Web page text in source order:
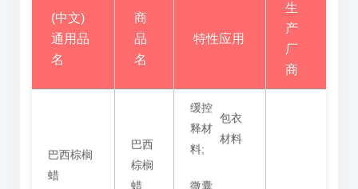
(中文)
通用品
名
商
品
名
特性应用
生
产
厂
商
巴西棕榈
蜡
巴西
棕榈
蜡
缓控
释材
料;
包衣
材料
微囊